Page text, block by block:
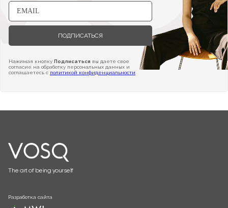
ПОДПИСАТЬСЯ
Нажимая кнопку Подписаться вы даете свое
согласие на обработку персональных данных и
соглашаетесь с политикой конфиденциальности
The art of being yourself
Разработка сайта